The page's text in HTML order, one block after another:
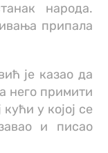
народа.
припала
је казао да
него примити
у којој се
и писао